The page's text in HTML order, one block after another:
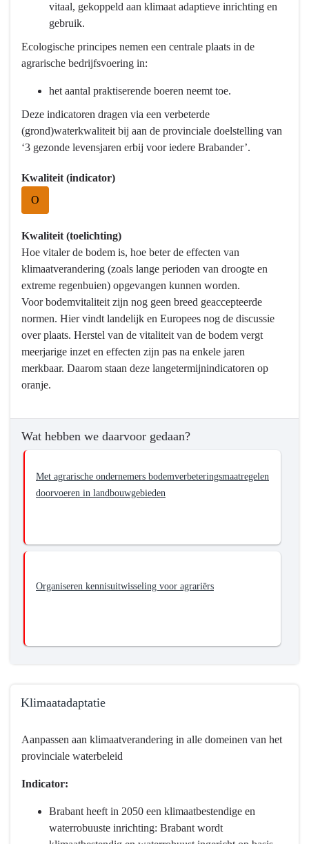
vitaal, gekoppeld aan klimaat adaptieve inrichting en
gebruik.
Ecologische principes nemen een centrale plaats in de
agrarische bedrijfsvoering in:
het aantal praktiserende boeren neemt toe.
Deze indicatoren dragen via een verbeterde
(grond)waterkwaliteit bij aan de provinciale doelstelling van
‘3 gezonde levensjaren erbij voor iedere Brabander’.
Kwaliteit (indicator)
O
Kwaliteit (toelichting)
Hoe vitaler de bodem is, hoe beter de effecten van
klimaatverandering (zoals lange perioden van droogte en
extreme regenbuien) opgevangen kunnen worden.
Voor bodemvitaliteit zijn nog geen breed geaccepteerde
normen. Hier vindt landelijk en Europees nog de discussie
over plaats. Herstel van de vitaliteit van de bodem vergt
meerjarige inzet en effecten zijn pas na enkele jaren
merkbaar. Daarom staan deze langetermijnindicatoren op
oranje.
Wat hebben we daarvoor gedaan?
Met agrarische ondernemers bodemverbeteringsmaatregelen
doorvoeren in landbouwgebieden
Organiseren kennisuitwisseling voor agrariërs
Klimaatadaptatie
naar
navigatie
Aanpassen aan klimaatverandering in alle domeinen van het
provinciale waterbeleid
Indicator:
Brabant heeft in 2050 een klimaatbestendige en
waterrobuuste inrichting: Brabant wordt